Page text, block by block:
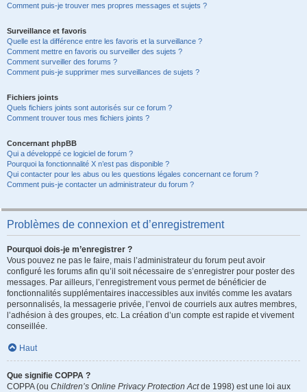
Comment puis-je trouver mes propres messages et sujets ?
Surveillance et favoris
Quelle est la différence entre les favoris et la surveillance ?
Comment mettre en favoris ou surveiller des sujets ?
Comment surveiller des forums ?
Comment puis-je supprimer mes surveillances de sujets ?
Fichiers joints
Quels fichiers joints sont autorisés sur ce forum ?
Comment trouver tous mes fichiers joints ?
Concernant phpBB
Qui a développé ce logiciel de forum ?
Pourquoi la fonctionnalité X n’est pas disponible ?
Qui contacter pour les abus ou les questions légales concernant ce forum ?
Comment puis-je contacter un administrateur du forum ?
Problèmes de connexion et d’enregistrement
Pourquoi dois-je m’enregistrer ?
Vous pouvez ne pas le faire, mais l’administrateur du forum peut avoir
configuré les forums afin qu’il soit nécessaire de s’enregistrer pour poster des
messages. Par ailleurs, l’enregistrement vous permet de bénéficier de
fonctionnalités supplémentaires inaccessibles aux invités comme les avatars
personnalisés, la messagerie privée, l’envoi de courriels aux autres membres,
l’adhésion à des groupes, etc. La création d’un compte est rapide et vivement
conseillée.
Haut
Que signifie COPPA ?
COPPA (ou Children’s Online Privacy Protection Actde 1998) est une loi aux